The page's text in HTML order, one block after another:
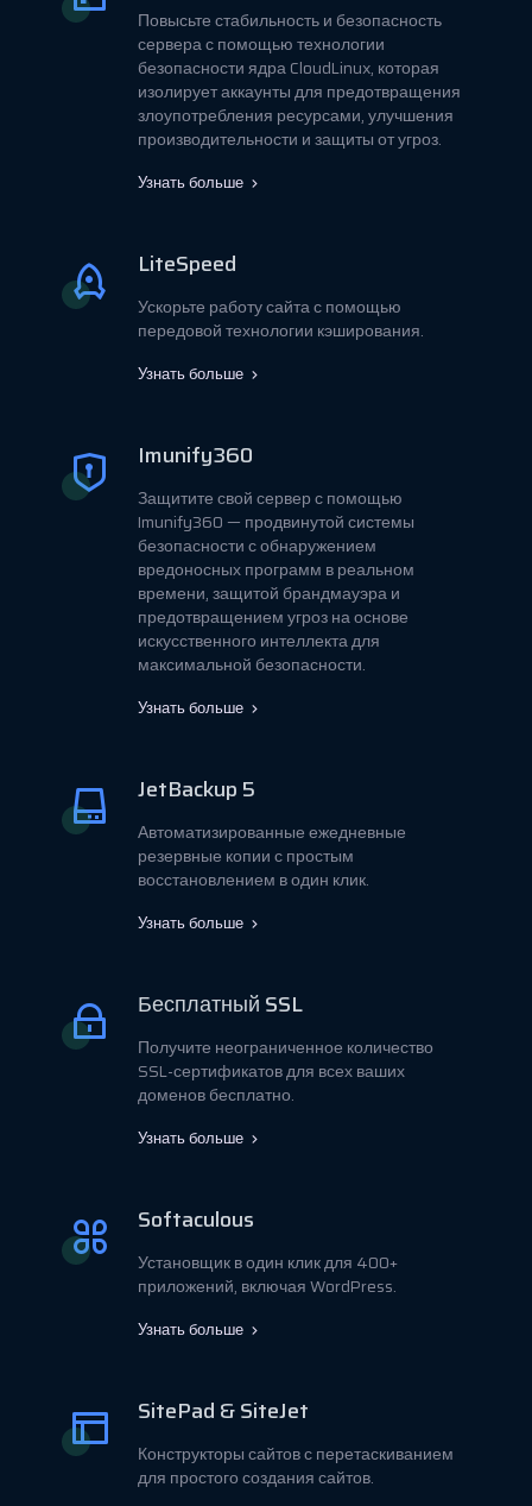
Повысьте стабильность и безопасность
сервера с помощью технологии
безопасности ядра CloudLinux, которая
изолирует аккаунты для предотвращения
злоупотребления ресурсами, улучшения
производительности и защиты от угроз.
Узнать больше
LiteSpeed
Ускорьте работу сайта с помощью
передовой технологии кэширования.
Узнать больше
Imunify360
Защитите свой сервер с помощью
Imunify360 — продвинутой системы
безопасности с обнаружением
вредоносных программ в реальном
времени, защитой брандмауэра и
предотвращением угроз на основе
искусственного интеллекта для
максимальной безопасности.
Узнать больше
JetBackup 5
Автоматизированные ежедневные
резервные копии с простым
восстановлением в один клик.
Узнать больше
Бесплатный SSL
Получите неограниченное количество
SSL-сертификатов для всех ваших
доменов бесплатно.
Узнать больше
Softaculous
Установщик в один клик для 400+
приложений, включая WordPress.
Узнать больше
SitePad & SiteJet
Конструкторы сайтов с перетаскиванием
для простого создания сайтов.